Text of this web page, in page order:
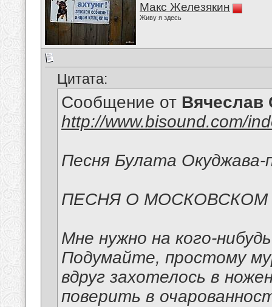
Макс Железякин
Живу я здесь
Цитата:
Сообщение от Вячеслав
http://www.bisound.com/
Песня Булата Окуджава-
ПЕСНЯ О МОСКОВСКОМ
Мне нужно на кого-
Подумайте, простому
вдруг захотелось в
поверить в